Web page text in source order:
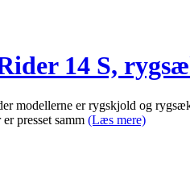
14 S,
modellerne er rygskjold og
presset samm (Læs mere)